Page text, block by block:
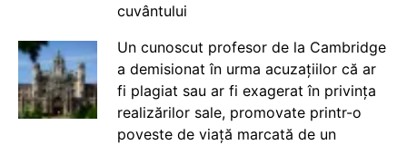
cuvântului
Un cunoscut profesor de la Cambridge
a demisionat în urma acuzațiilor că ar
fi plagiat sau ar fi exagerat în privința
realizărilor sale, promovate printr-o
poveste de viață marcată de un